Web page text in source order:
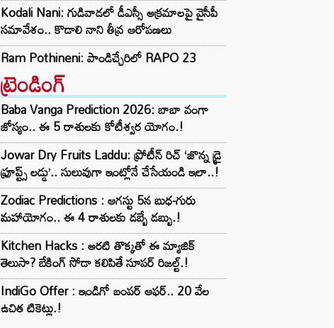
Kodali Nani: గుడివాడలో డీఎస్సీ అక్రమాలపై వైసీపీ
సమావేశం.. కొడాలి నాని తీవ్ర ఆరోపణలు
Ram Pothineni: పాండిచ్చేరిలో RAPO 23
ట్రెండింగ్‌
Baba Vanga Prediction 2026: బాబా వంగా
జోస్యం.. ఈ 5 రాశులకు కోటీశ్వర యోగం.!
Jowar Dry Fruits Laddu: ప్రోటీన్ రిచ్ ‘జొన్న డ్రై
ఫ్రూప్ట్స్ లడ్డు’.. సులువుగా ఇంట్లోనే చేసేయండి ఇలా..!
Zodiac Predictions : ఆగస్టు 5న బుధ-గురు
మహాయోగం.. ఈ 4 రాశులకు డబ్బే డబ్బు.!
Kitchen Hacks : అరటి తొక్కతో ఈ మ్యాజిక్
తెలుసా? బేకింగ్ సోడా కలిపితే సూపర్ రిజల్ట్.!
IndiGo Offer : ఇండిగో బంపర్ ఆఫర్.. 20 వేల
ఉచిత టికెట్లు.!